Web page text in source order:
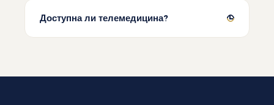
Доступна ли телемедицина?